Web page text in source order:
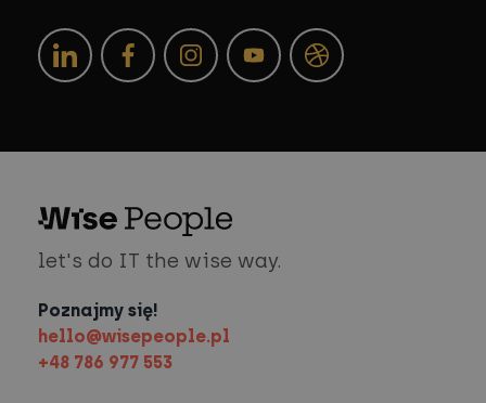
let's do IT the wise way.
Poznajmy się!
hello@wisepeople.pl
+48 786 977 553